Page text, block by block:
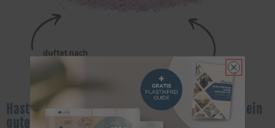
Hast Du Dich auch schon mal gefragt, warum ein
guter Badreiniger so wichtig ist?